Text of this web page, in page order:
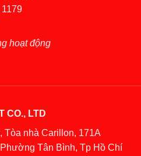
hoạt động
CO., LTD
Tòa nhà Carillon, 171A
Tân Bình, Tp Hồ Chí